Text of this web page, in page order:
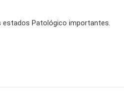
estados Patológico importantes.